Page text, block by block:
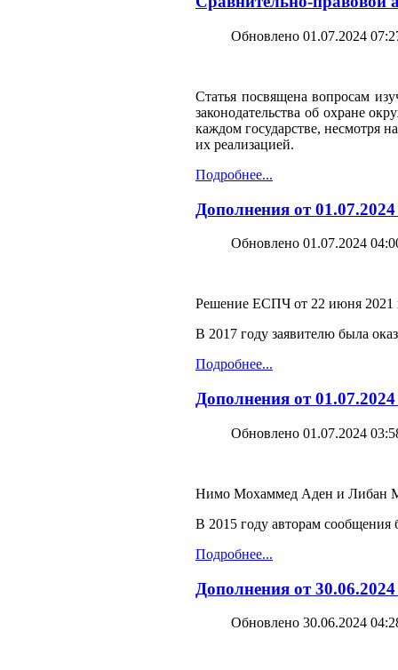
Обновлено 01.07.2024
Статья посвящена вопросам
законодательства об охране
каждом государстве, несмотря
их реализацией.
Подробнее...
Дополнения от
Обновлено 01.07.2024
Решение ЕСПЧ от 22 июня 2021
В 2017 году заявителю была
Подробнее...
Дополнения от
Обновлено 01.07.2024
Нимо Мохаммед Аден и Либан
В 2015 году авторам
Подробнее...
Дополнения от
Обновлено 30.06.2024